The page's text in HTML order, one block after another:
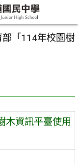
部「114年校園樹
木資訊平臺使用